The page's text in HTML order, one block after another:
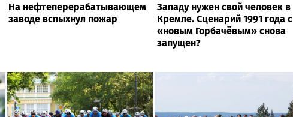
На нефтеперерабатывающем
заводе вспыхнул пожар
Западу нужен свой человек в
Кремле. Сценарий 1991 года с
«новым Горбачёвым» снова
запущен?